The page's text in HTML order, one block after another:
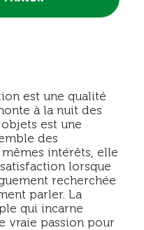
est une qualité
à la nuit des
est une
des
intérêts, elle
lorsque
recherchée
parler. La
qui incarne
vraie passion pour